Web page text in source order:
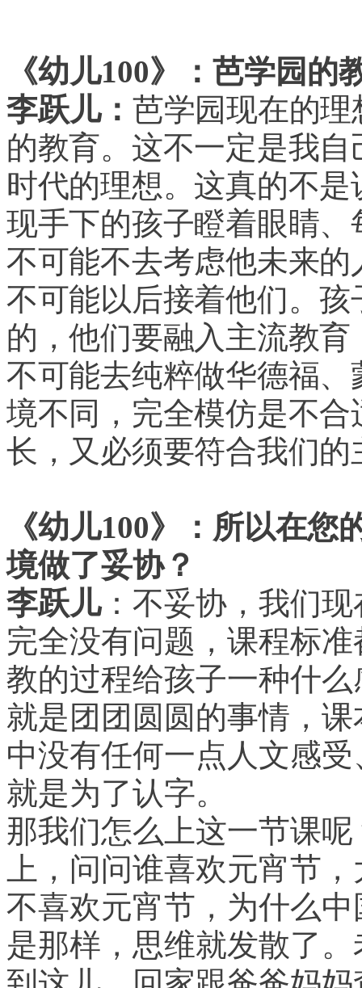
《幼儿100》：芭学园的
李跃儿： 芭学园现在的
的教育。这不一定是我
时代的理想。这真的不
现手下的孩子瞪着眼睛
不可能不去考虑他未来
不可能以后接着他们。
的，他们要融入主流教
不可能去纯粹做华德福
境不同，完全模仿是不
长，又必须要符合我们的
《幼儿100》：所以在
境做了妥协？
李跃儿：不妥协，我们
完全没有问题，课程标
教的过程给孩子一种什
就是团团圆圆的事情，
中没有任何一点人文感
就是为了认字。
那我们怎么上这一节课
上，问问谁喜欢元宵节
不喜欢元宵节，为什么
是那样，思维就发散了